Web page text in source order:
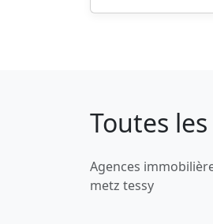
Toutes
Agences
metz tessy